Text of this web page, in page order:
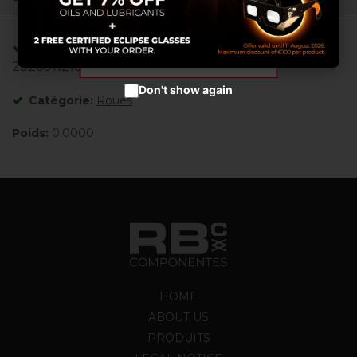
Adaptable/Compatible avec les références:
2326011210 , 2601802000 ,
Catégorie: Roues
Poids: 0.0000
HOME
ABOUT US
PRODUITS
Configurer les cookies
Accepter les cookies
Don't show again